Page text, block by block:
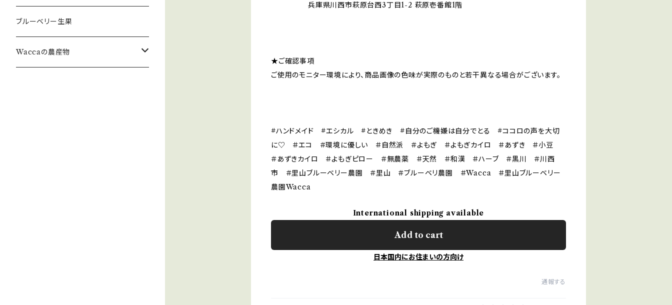
兵庫県川西市萩原台西3丁目1-2 萩原壱番館1階
★ご確認事項
ご使用のモニター環境により、商品画像の色味が実際のものと若干異なる場合がございます。
#ハンドメイド #エシカル #ときめき #自分のご機嫌は自分でとる #ココロの声を大切
に♡ ＃エコ ＃環境に優しい ＃自然派 ＃よもぎ ＃よもぎカイロ ＃あずき ＃小豆
＃あずきカイロ ＃よもぎピロー ＃無農薬 ＃天然 ＃和漢 ＃ハーブ ＃黒川 ＃川西
市 ＃里山ブルーベリー農園 ＃里山 ＃ブルーベリ農園 ＃Wacca ＃里山ブルーベリー
農園Wacca
International shipping available
Add to cart
日本国内にお住まいの方向け
通報する
ブルーベリー生果
Waccaの農産物